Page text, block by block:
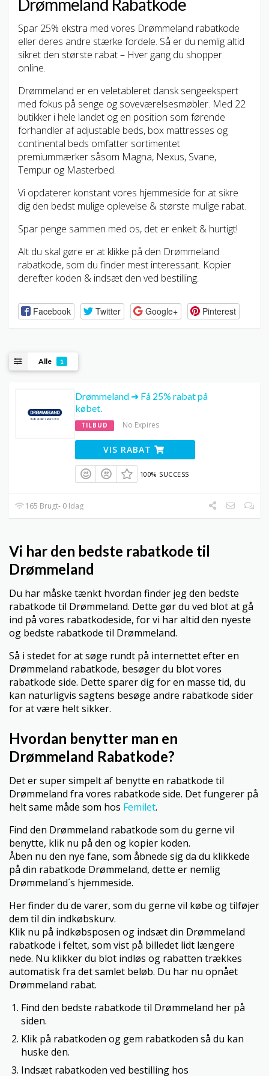
Drømmeland Rabatkode
Spar 25% ekstra med vores Drømmeland rabatkode
eller deres andre stærke fordele. Så er du nemlig altid
sikret den største rabat – Hver gang du shopper
online.
Drømmeland er en veletableret dansk sengeekspert
med fokus på senge og soveværelsesmøbler. Med 22
butikker i hele landet og en position som førende
forhandler af adjustable beds, box mattresses og
continental beds omfatter sortimentet
premiummærker såsom Magna, Nexus, Svane,
Tempur og Masterbed.
Vi opdaterer konstant vores hjemmeside for at sikre
dig den bedst mulige oplevelse & største mulige rabat.
Spar penge sammen med os, det er enkelt & hurtigt!
Alt du skal gøre er at klikke på den Drømmeland
rabatkode, som du finder mest interessant. Kopier
derefter koden & indsæt den ved bestilling.
Facebook Twitter Google+ Pinterest
Alle 1
Drømmeland ➜ Få 25% rabat på
købet.
TILBUD No Expires
VIS RABAT
100% SUCCESS
165 Brugt- 0 Idag
Vi har den bedste rabatkode til
Drømmeland
Du har måske tænkt hvordan finder jeg den bedste
rabatkode til Drømmeland. Dette gør du ved blot at gå
ind på vores rabatkodeside, for vi har altid den nyeste
og bedste rabatkode til Drømmeland.
Så i stedet for at søge rundt på internettet efter en
Drømmeland rabatkode, besøger du blot vores
rabatkode side. Dette sparer dig for en masse tid, du
kan naturligvis sagtens besøge andre rabatkode sider
for at være helt sikker.
Hvordan benytter man en
Drømmeland Rabatkode?
Det er super simpelt af benytte en rabatkode til
Drømmeland fra vores rabatkode side. Det fungerer på
helt same måde som hos Femilet.
Find den Drømmeland rabatkode som du gerne vil
benytte, klik nu på den og kopier koden.
Åben nu den nye fane, som åbnede sig da du klikkede
på din rabatkode Drømmeland, dette er nemlig
Drømmeland´s hjemmeside.
Her finder du de varer, som du gerne vil købe og tilføjer
dem til din indkøbskurv.
Klik nu på indkøbsposen og indsæt din Drømmeland
rabatkode i feltet, som vist på billedet lidt længere
nede. Nu klikker du blot indløs og rabatten trækkes
automatisk fra det samlet beløb. Du har nu opnået
Drømmeland rabat.
Find den bedste rabatkode til Drømmeland her på
siden.
Klik på rabatkoden og gem rabatkoden så du kan
huske den.
Indsæt rabatkoden ved bestilling hos